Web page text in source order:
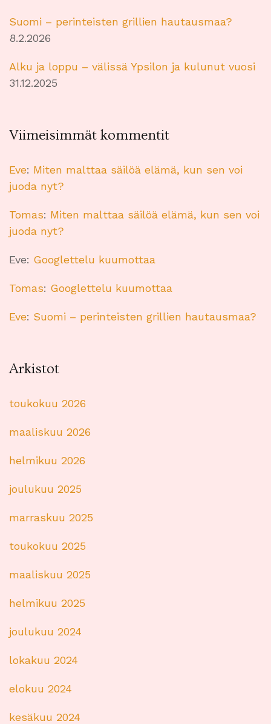
Suomi – perinteisten grillien hautausmaa?
8.2.2026
Alku ja loppu – välissä Ypsilon ja kulunut vuosi
31.12.2025
Viimeisimmät kommentit
Eve: Miten malttaa säilöä elämä, kun sen voi
juoda nyt?
Tomas: Miten malttaa säilöä elämä, kun sen voi
juoda nyt?
Eve: Googlettelu kuumottaa
Tomas: Googlettelu kuumottaa
Eve: Suomi – perinteisten grillien hautausmaa?
Arkistot
toukokuu 2026
maaliskuu 2026
helmikuu 2026
joulukuu 2025
marraskuu 2025
toukokuu 2025
maaliskuu 2025
helmikuu 2025
joulukuu 2024
lokakuu 2024
elokuu 2024
kesäkuu 2024